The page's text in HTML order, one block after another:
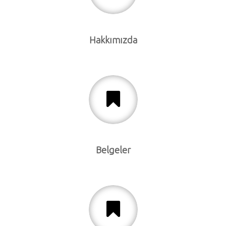
Hakkımızda
Belgeler